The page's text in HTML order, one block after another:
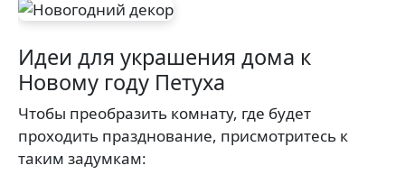
Идеи для украшения дома к
Новому году Петуха
Чтобы преобразить комнату, где будет
проходить празднование, присмотритесь к
таким задумкам: